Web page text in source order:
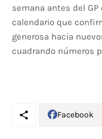
semana antes del GP
calendario que
generosa hacia
cuadrando números
Facebook